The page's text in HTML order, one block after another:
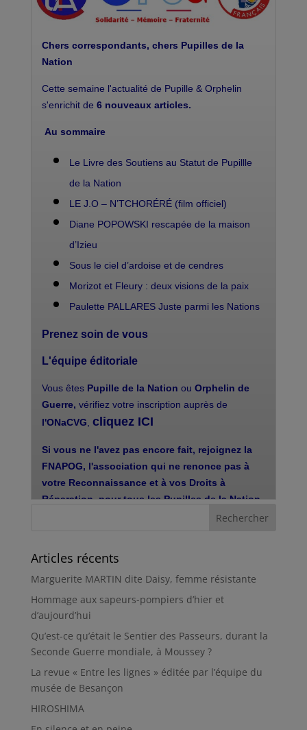
Articles récents
Marguerite MARTIN dite Daisy, femme résistante
Hommage aux sapeurs-pompiers d’hier et
d’aujourd’hui
Qu’est-ce qu’était le Sentier des Passeurs, durant la
Seconde Guerre mondiale, à Moussey ?
La revue « Entre les lignes » éditée par l’équipe du
musée de Besançon
HIROSHIMA